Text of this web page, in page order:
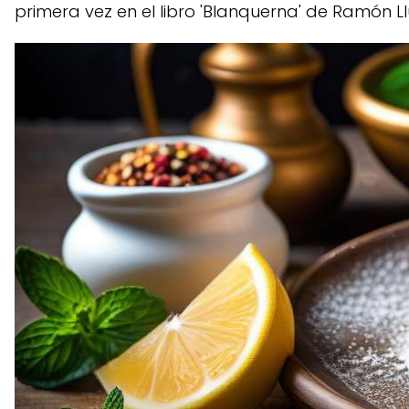
primera vez en el libro 'Blanquerna' de Ramón